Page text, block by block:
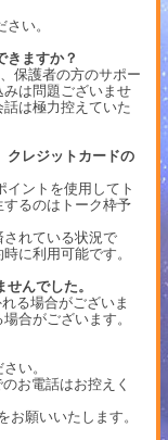
い。
きますか？
保護者の方のサポー
みは問題ございませ
は極力控えていた
クレジットカードの
ントを使用してト
るのはトーク枠予
されている状況で
に利用可能です。
んでした。
る場合がございま
合がございます。
い。
お電話はお控えく
お願いいたします。